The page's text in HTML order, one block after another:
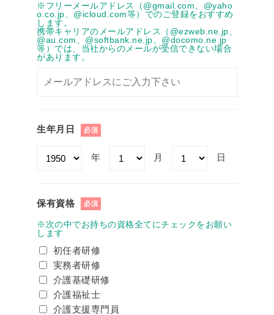
※フリーメールアドレス（@gmail.com、@yaho
o.co.jp、@icloud.com等）でのご登録をおすすめ
します。
携帯キャリアのメールアドレス（@ezweb.ne.jp、
@au.com、@softbank.ne.jp、@docomo.ne.jp
等）では、当社からのメールが受信できない場合
があります。
生年月日 必須
年 月 日
保有資格 必須
※次の中でお持ちの資格全てにチェックをお願い
します
初任者研修
実務者研修
介護基礎研修
介護福祉士
介護支援専門員